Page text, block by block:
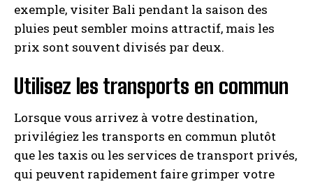
exemple, visiter Bali pendant la saison des
pluies peut sembler moins attractif, mais les
prix sont souvent divisés par deux.
Utilisez les transports en commun
Lorsque vous arrivez à votre destination,
privilégiez les transports en commun plutôt
que les taxis ou les services de transport privés,
qui peuvent rapidement faire grimper votre